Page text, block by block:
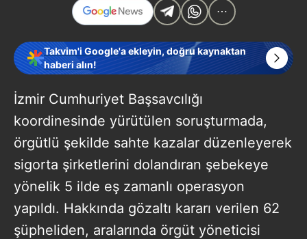
Takvim'i Google'a ekleyin, doğru kaynaktan
haberi alın!
İzmir Cumhuriyet Başsavcılığı
koordinesinde yürütülen soruşturmada,
örgütlü şekilde sahte kazalar düzenleyerek
sigorta şirketlerini dolandıran şebekeye
yönelik 5 ilde eş zamanlı operasyon
yapıldı. Hakkında gözaltı kararı verilen 62
şüpheliden, aralarında örgüt yöneticisi